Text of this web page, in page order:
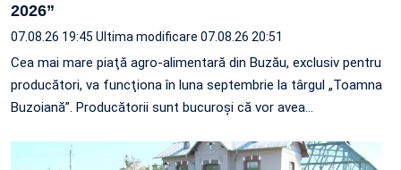
2026”
07.08.26 19:45 Ultima modificare 07.08.26 20:51
Cea mai mare piaţă agro-alimentară din Buzău, exclusiv pentru
producători, va funcţiona în luna septembrie la târgul „Toamna
Buzoiană”. Producătorii sunt bucuroşi că vor avea…